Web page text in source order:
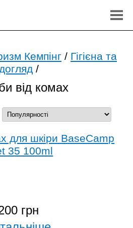
Кемпінг / Гігієна та
/
від комах
для шкіри BaseCamp
35 100ml
грн